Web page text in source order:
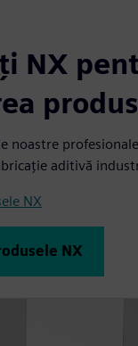
NX
noastre
aditivă
NX
NX